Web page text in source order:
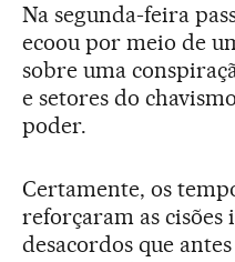
Na segunda-feira
ecoou por meio de
sobre uma
e setores do
poder.
Certamente, os
reforçaram as
desacordos que